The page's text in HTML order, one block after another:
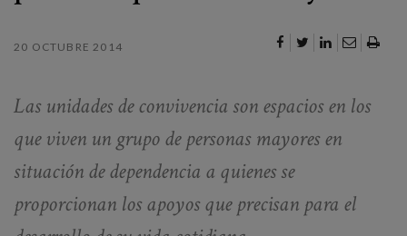
20 OCTUBRE 2014
Las unidades de convivencia son espacios en los
que viven un grupo de personas mayores en
situación de dependencia a quienes se
proporcionan los apoyos que precisan para el